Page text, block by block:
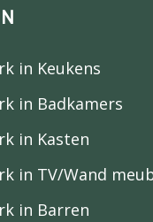
in Keukens
in Badkamers
in Kasten
in TV/Wand
in Barren